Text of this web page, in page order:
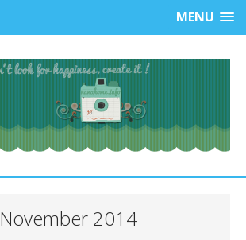
MENU
November 2014